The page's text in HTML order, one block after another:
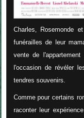
Charles, Rosemonde
funérailles de leur
vente de
l'occasion de révéler
tendres souvenirs.
Comme pour certains
raconter leur